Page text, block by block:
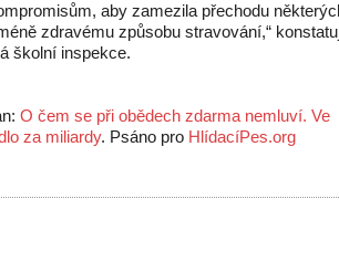
aby zamezila přechodu
zdravému způsobu stravování,“
školní inspekce.
O čem se při obědech zdarma nemluví. Ve
za miliardy. Psáno pro HlídacíPes.org